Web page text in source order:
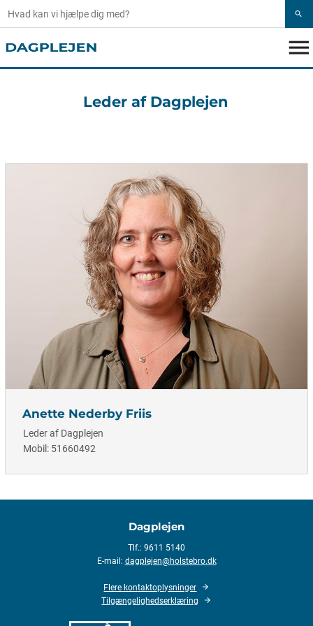
search
menu
Leder af Dagplejen
Anette Nederby Friis
Leder af Dagplejen
Mobil: 51660492
Dagplejen
Tlf.: 9611 5140
E-mail: dagplejen@holstebro.dk
Flere kontaktoplysninger
Tilgængelighedserklæring